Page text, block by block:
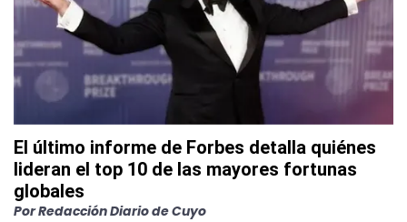
El último informe de Forbes detalla quiénes
lideran el top 10 de las mayores fortunas
globales
PorRedacción Diario de Cuyo